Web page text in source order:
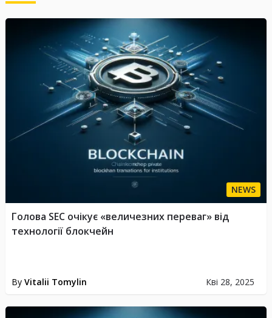
NEWS
By Vitalii Tomylin Кві 28, 2025
Голова SEC очікує «величезних переваг» від
технології блокчейн